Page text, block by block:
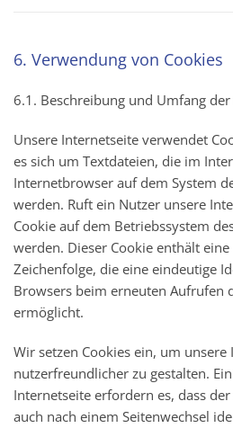
6. Verwendung von Cookies
6.1. Beschreibung und Umfang
Unsere Internetseite verwendet
es sich um Textdateien, die im
Internetbrowser auf dem System
werden. Ruft ein Nutzer unsere
Cookie auf dem Betriebssystem
werden. Dieser Cookie enthält
Zeichenfolge, die eine eindeutige
Browsers beim erneuten Aufrufen
ermöglicht.
Wir setzen Cookies ein, um unsere
nutzerfreundlicher zu gestalten.
Internetseite erfordern es, dass
auch nach einem Seitenwechsel